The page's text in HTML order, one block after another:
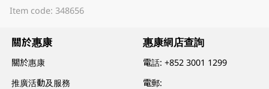
Item code: 348656
關於惠康
關於惠康
推廣活動及服務
惠康網店查詢
電話:+852 3001 1299
電郵: